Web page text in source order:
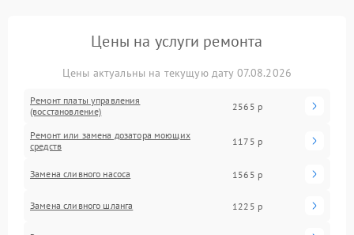
Цены на услуги ремонта
Цены актуальны на текущую дату 07.08.2026
Ремонт платы управления
(восстановление)
2565 р
Ремонт или замена дозатора моющих
средств
1175 р
Замена сливного насоса 1565 р
Замена сливного шланга 1225 р